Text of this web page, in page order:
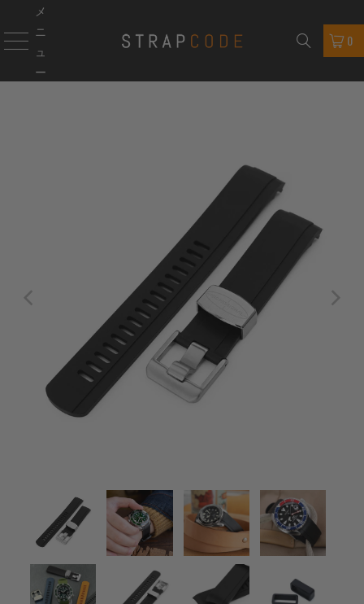
メ
ニ
ュ
ー
0